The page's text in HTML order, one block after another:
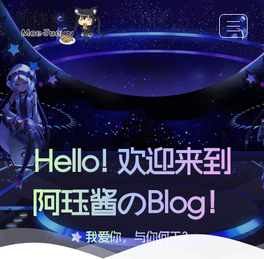
Hello! 欢迎来到
阿珏酱のBlog！
我爱你，与你何干？